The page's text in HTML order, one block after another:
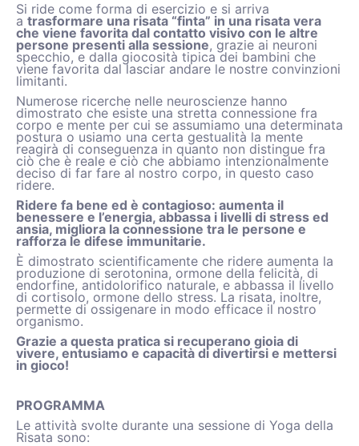
Si ride come forma di esercizio e si arriva
a trasformare una risata “finta” in una risata vera
che viene favorita dal contatto visivo con le altre
persone presenti alla sessione, grazie ai neuroni
specchio, e dalla giocosità tipica dei bambini che
viene favorita dal lasciar andare le nostre convinzioni
limitanti.
Numerose ricerche nelle neuroscienze hanno
dimostrato che esiste una stretta connessione fra
corpo e mente per cui se assumiamo una determinata
postura o usiamo una certa gestualità la mente
reagirà di conseguenza in quanto non distingue fra
ciò che è reale e ciò che abbiamo intenzionalmente
deciso di far fare al nostro corpo, in questo caso
ridere.
Ridere fa bene ed è contagioso: aumenta il
benessere e l’energia, abbassa i livelli di stress ed
ansia, migliora la connessione tra le persone e
rafforza le difese immunitarie.
È dimostrato scientificamente che ridere aumenta la
produzione di serotonina, ormone della felicità, di
endorfine, antidolorifico naturale, e abbassa il livello
di cortisolo, ormone dello stress. La risata, inoltre,
permette di ossigenare in modo efficace il nostro
organismo.
Grazie a questa pratica si recuperano gioia di
vivere, entusiamo e capacità di divertirsi e mettersi
in gioco!
PROGRAMMA
Le attività svolte durante una sessione di Yoga della
Risata sono: